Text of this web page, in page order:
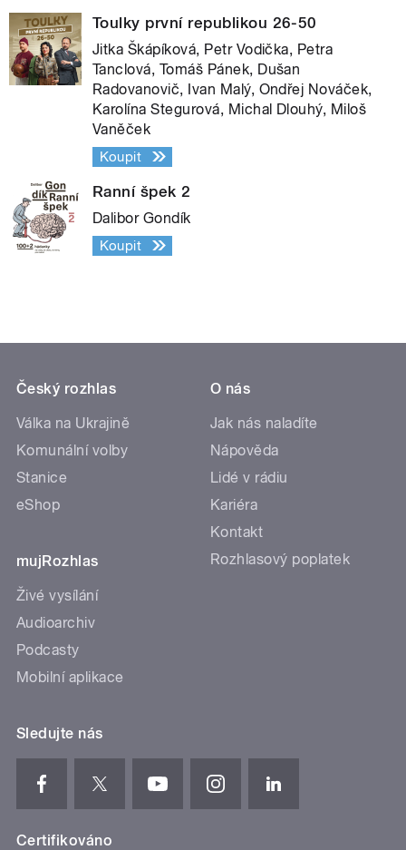
Toulky první republikou 26-50
Jitka Škápíková, Petr Vodička, Petra
Tanclová, Tomáš Pánek, Dušan
Radovanovič, Ivan Malý, Ondřej Nováček,
Karolína Stegurová, Michal Dlouhý, Miloš
Vaněček
Koupit
Ranní špek 2
Dalibor Gondík
Koupit
Český rozhlas
Válka na Ukrajině
Komunální volby
Stanice
eShop
mujRozhlas
Živé vysílání
Audioarchiv
Podcasty
Mobilní aplikace
O nás
Jak nás naladíte
Nápověda
Lidé v rádiu
Kariéra
Kontakt
Rozhlasový poplatek
Sledujte nás
Certifikováno